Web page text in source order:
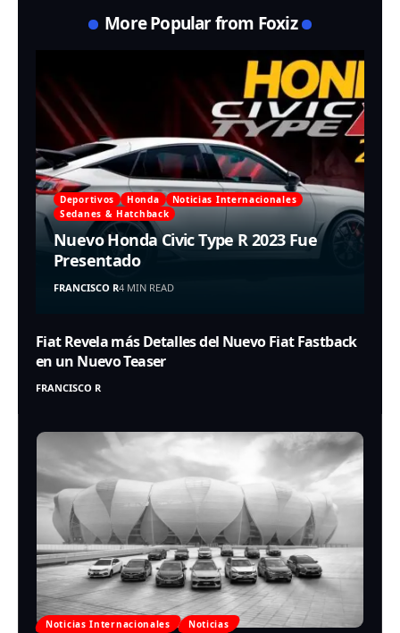
More Popular from Foxiz
Deportivos Honda
Noticias Internacionales
Sedanes & Hatchback
Nuevo Honda Civic Type R 2023 Fue
Presentado
FRANCISCO R4 MIN READ
Fiat Revela más Detalles del Nuevo Fiat Fastback
en un Nuevo Teaser
FRANCISCO R
Noticias Internacionales Noticias